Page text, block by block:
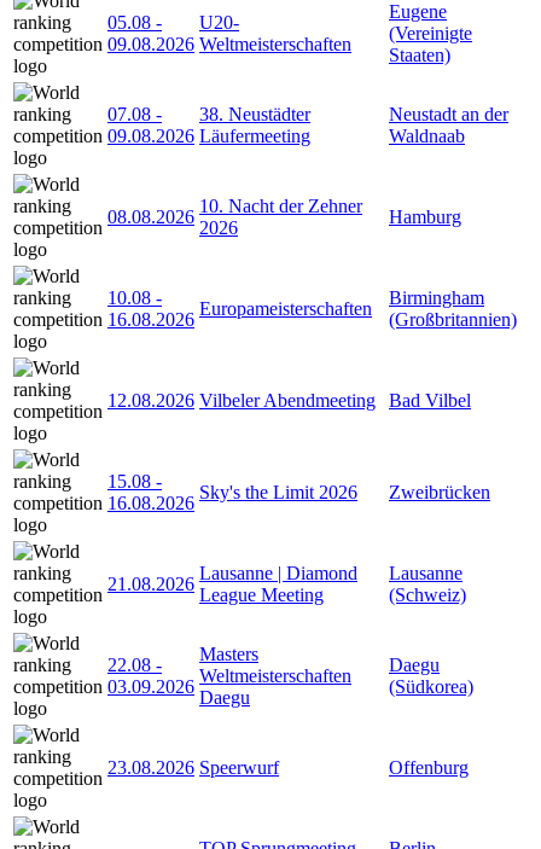
05.08 -
09.08.2026
U20-
Weltmeisterschaften
Eugene
(Vereinigte
Staaten)
07.08 -
09.08.2026
38. Neustädter
Läufermeeting
Neustadt an der
Waldnaab
08.08.2026
10. Nacht der Zehner
2026
Hamburg
10.08 -
16.08.2026
Europameisterschaften
Birmingham
(Großbritannien)
12.08.2026 Vilbeler Abendmeeting Bad Vilbel
15.08 -
16.08.2026
Sky's the Limit 2026 Zweibrücken
21.08.2026
Lausanne | Diamond
League Meeting
Lausanne
(Schweiz)
22.08 -
03.09.2026
Masters
Weltmeisterschaften
Daegu
Daegu
(Südkorea)
23.08.2026 Speerwurf Offenburg